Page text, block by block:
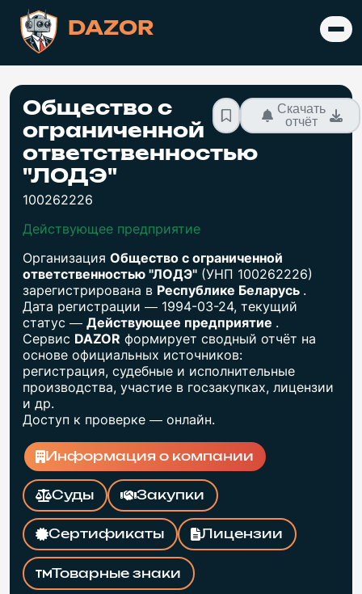
DAZOR
Общество с
ограниченной
ответственностью
"ЛОДЭ"
100262226
Скачать
отчёт
Действующее предприятие
Организация Общество с ограниченной
ответственностью "ЛОДЭ" (УНП 100262226)
зарегистрирована в Республике Беларусь .
Дата регистрации — 1994-03-24, текущий
статус — Действующее предприятие .
Сервис DAZOR формирует сводный отчёт на
основе официальных источников:
регистрация, судебные и исполнительные
производства, участие в госзакупках, лицензии
и др.
Доступ к проверке — онлайн.
Информация о компании
Суды Закупки
Сертификаты Лицензии
Товарные знаки